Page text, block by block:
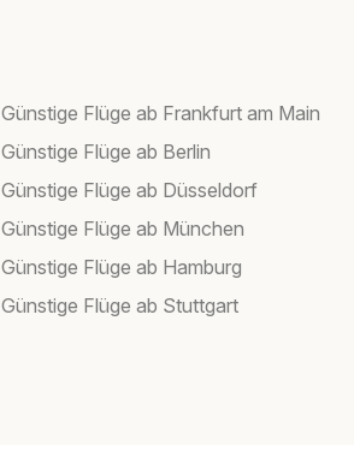
Günstige Flüge ab Frankfurt am Main
Günstige Flüge ab Berlin
Günstige Flüge ab Düsseldorf
Günstige Flüge ab München
Günstige Flüge ab Hamburg
Günstige Flüge ab Stuttgart